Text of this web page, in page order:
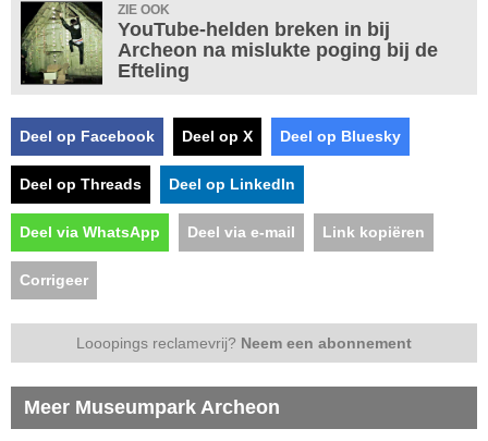
ZIE OOK
YouTube-helden breken in bij
Archeon na mislukte poging bij de
Efteling
Deel op Facebook Deel op X Deel op Bluesky
Deel op Threads Deel op LinkedIn
Deel via WhatsApp Deel via e-mail Link kopiëren
Corrigeer
Looopings reclamevrij? Neem een abonnement
Meer Museumpark Archeon